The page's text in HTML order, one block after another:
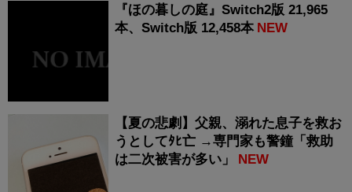
『ほの暮しの庭』Switch2版 21,965
本、Switch版 12,458本 NEW
【夏の悲劇】父親、溺れた息子を救お
うとしてﾀﾋ亡 →専門家も警鐘「救助
は二次被害が多い」
NEW